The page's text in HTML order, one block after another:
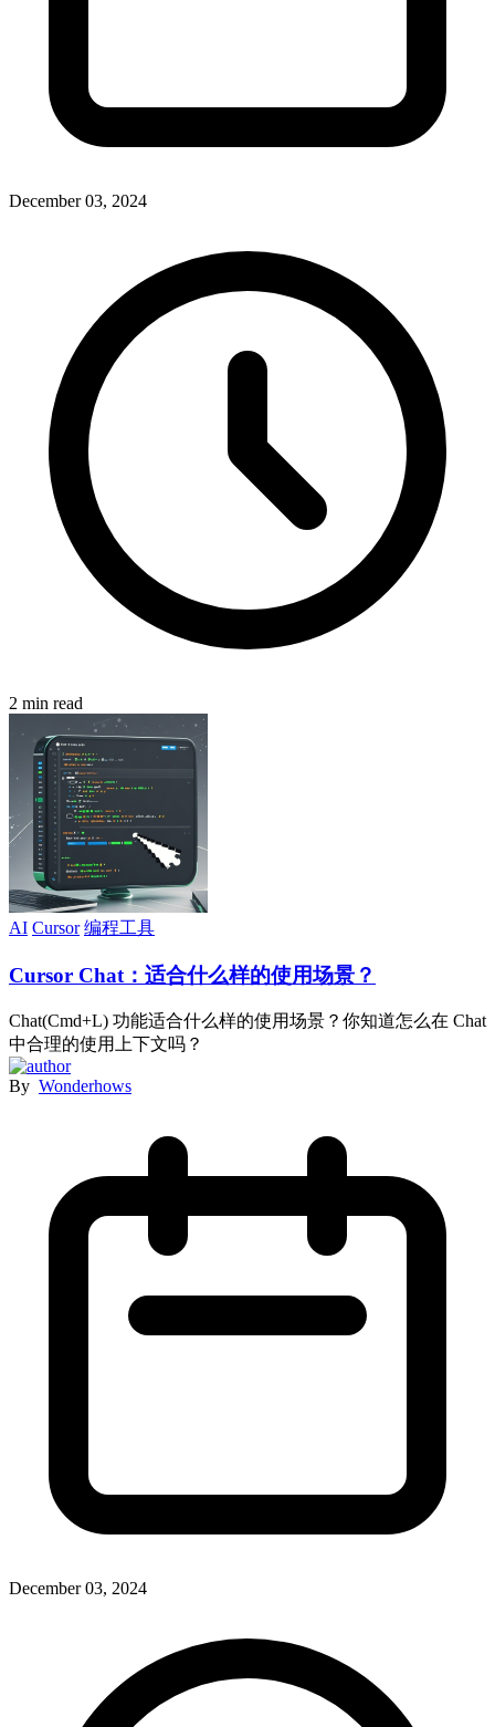
December 03, 2024
2 min read
AI Cursor 编程工具
Cursor Chat：适合什么样的使用场景？
Chat(Cmd+L) 功能适合什么样的使用场景？你知道怎么在 Chat
中合理的使用上下文吗？
By Wonderhows
December 03, 2024